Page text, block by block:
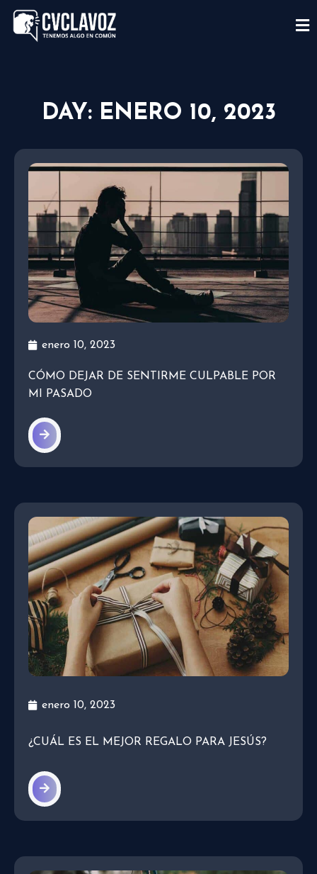
DAY: ENERO 10, 2023
enero 10, 2023
CÓMO DEJAR DE SENTIRME CULPABLE POR
MI PASADO
enero 10, 2023
¿CUÁL ES EL MEJOR REGALO PARA JESÚS?